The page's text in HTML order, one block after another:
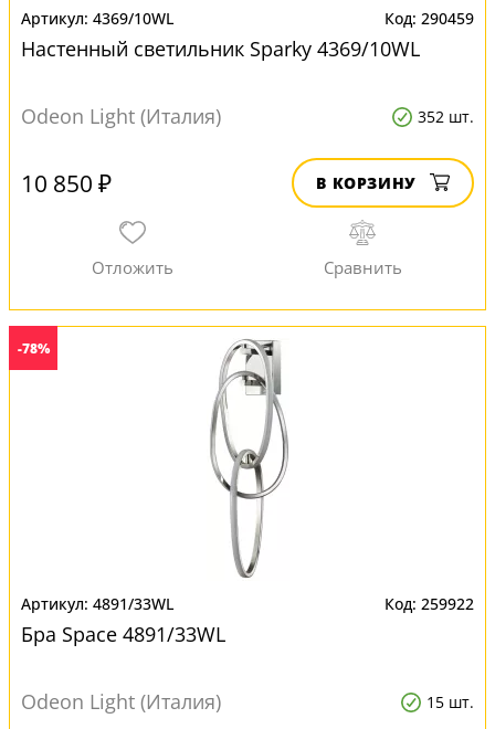
4369/10WL 290459
Настенный светильник Sparky 4369/10WL
Odeon Light (Италия) 352 шт.
10 850 ₽ В КОРЗИНУ
-78%
4891/33WL 259922
Бра Space 4891/33WL
Odeon Light (Италия) 15 шт.